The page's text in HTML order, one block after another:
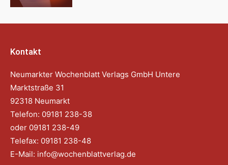
Kontakt
Neumarkter Wochenblatt Verlags GmbH Untere
Marktstraße 31
92318 Neumarkt
Telefon: 09181 238-38
oder 09181 238-49
Telefax: 09181 238-48
E-Mail: info@wochenblattverlag.de